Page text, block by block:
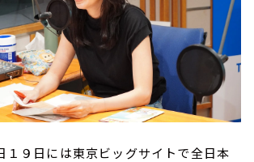
１９日には東京ビッグサイトで全日本